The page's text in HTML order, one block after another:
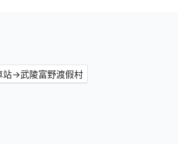
站→武陵富野渡假村